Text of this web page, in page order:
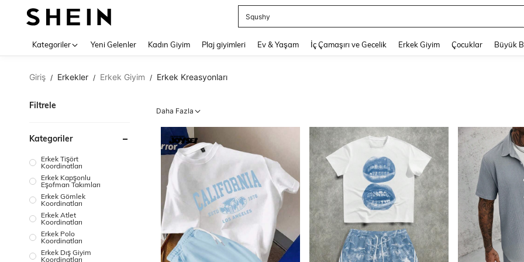
Abiye
Kategoriler Yeni Gelenler Kadın Giyim Plaj giyimleri Ev & Yaşam İç Çamaşırı ve Gecelik Erkek Giyim Çocuklar Büyük
Giriş / Erkekler / Erkek Giyim / Erkek Kreasyonları
Filtrele
Kategoriler
Erkek Tişört
Koordinatları
Erkek Kapşonlu
Eşofman Takımları
Erkek Gömlek
Koordinatları
Erkek Atlet
Koordinatları
Erkek Polo
Koordinatları
Erkek Dış Giyim
Koordinatları
Daha Fazla